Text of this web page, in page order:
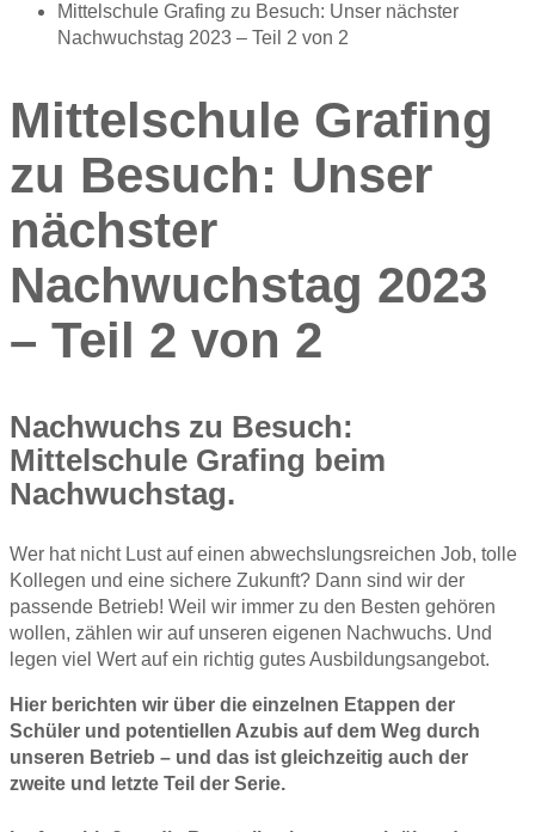
Mittelschule Grafing zu Besuch: Unser nächster
Nachwuchstag 2023 – Teil 2 von 2
Mittelschule Grafing
zu Besuch: Unser
nächster
Nachwuchstag 2023
– Teil 2 von 2
Nachwuchs zu Besuch:
Mittelschule Grafing beim
Nachwuchstag.
Wer hat nicht Lust auf einen abwechslungsreichen Job, tolle
Kollegen und eine sichere Zukunft? Dann sind wir der
passende Betrieb! Weil wir immer zu den Besten gehören
wollen, zählen wir auf unseren eigenen Nachwuchs. Und
legen viel Wert auf ein richtig gutes Ausbildungsangebot.
Hier berichten wir über die einzelnen Etappen der
Schüler und potentiellen Azubis auf dem Weg durch
unseren Betrieb – und das ist gleichzeitig auch der
zweite und letzte Teil der Serie.